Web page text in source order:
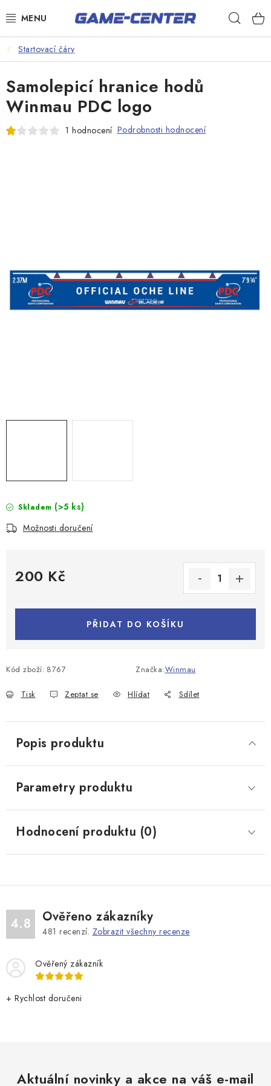
na
Šipky
Poker
Stolní fotbal
Startovací čáry
Skladem (>5 ks)
Možnosti doručení
200 Kč
PŘIDAT DO KOŠÍKU
Kód zboží: 8767 Značka:Winmau
Tisk Zeptat se Hlídat Sdílet
Samolepicí hranice hodů
Winmau PDC logo
1 hodnocení Podrobnosti hodnocení
Popis produktu
Parametry produktu
Hodnocení produktu (0)
4.8 Ověřeno zákazníky
481 recenzí. Zobrazit všechny recenze
Ověřený zákazník
+ Rychlost doručeni
Aktuální novinky a akce na váš e-mail